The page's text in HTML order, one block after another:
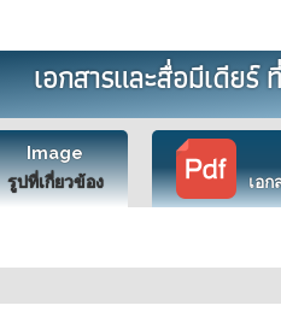
เอกสารและสื่อมีเดียร์
Image
รูปที่เกี่ยวข้อง
เอก